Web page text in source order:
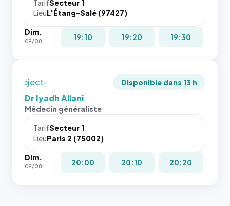
TarifSecteur 1
LieuL'Étang-Salé (97427)
Dim.
09/08 19:10 19:20 19:30
juste à
toutes les
puisque la
`object-
fit: cover`.
Sans ces
navigateur
pas la
place, et
Disponible dans 13 h
Dr Iyadh Allani
Médecin généraliste
TarifSecteur 1
LieuParis 2 (75002)
Dim.
09/08 20:00 20:10 20:20